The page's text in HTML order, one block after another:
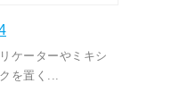
ケーターやミキシ
を置く...